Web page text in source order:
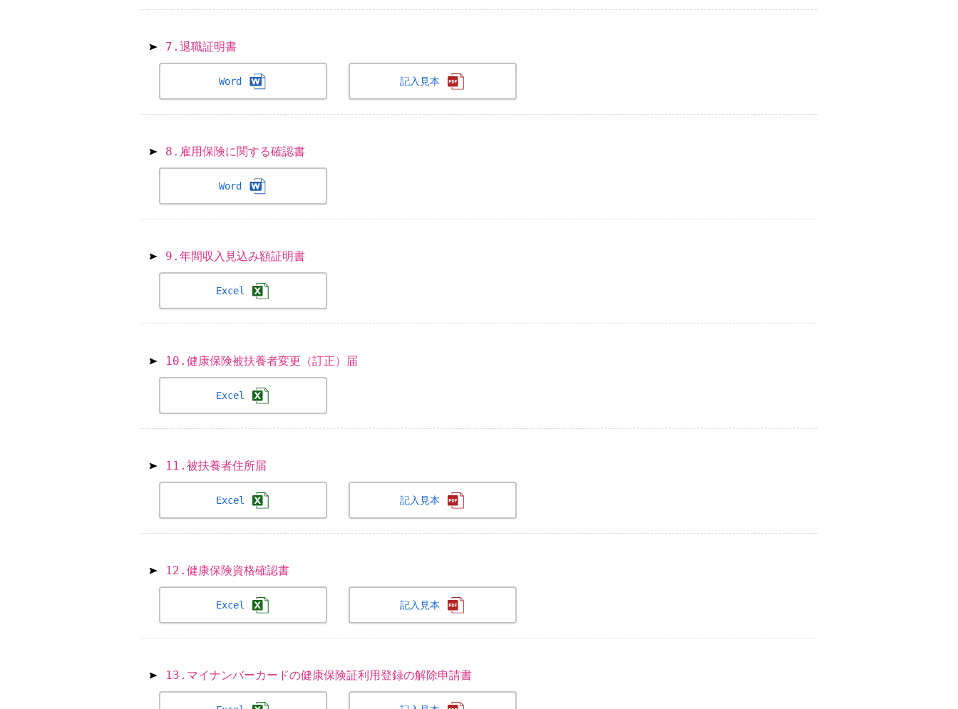
7.退職証明書
Word 記入見本
8.雇用保険に関する確認書
Word
9.年間収入見込み額証明書
Excel
10.健康保険被扶養者変更（訂正）届
Excel
11.被扶養者住所届
Excel 記入見本
12.健康保険資格確認書
Excel 記入見本
13.マイナンバーカードの健康保険証利用登録の解除申請書